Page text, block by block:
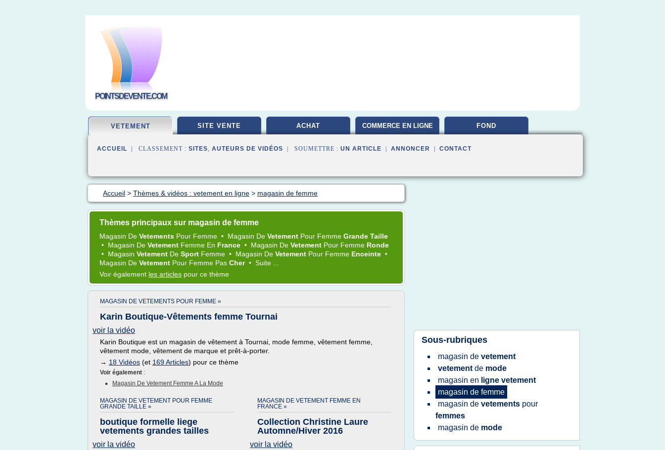
POINTSDEVENTE.COM
VETEMENT SITE VENTE ACHAT COMMERCE EN LIGNE FOND
ACCUEIL | CLASSEMENT : SITES, AUTEURS DE VIDÉOS | SOUMETTRE : UN ARTICLE ANNONCER CONTACT
Accueil > Thèmes & vidéos : vetement en ligne > magasin de femme
Thèmes principaux sur magasin de femme
Magasin De Vetements Pour Femme • Magasin De Vetement Pour Femme Grande Taille
• Magasin De Vetement Femme En France • Magasin De Vetement Pour Femme Ronde
• Magasin Vetement De Sport Femme • Magasin De Vetement Pour Femme Enceinte •
Magasin De Vetement Pour Femme Pas Cher • Suite ...
Voir également les articles pour ce thème
MAGASIN DE VETEMENTS POUR FEMME »
Karin Boutique-Vêtements femme Tournai
voir la vidéo
Karin Boutique est un magasin de vêtement à Tournai, mode femme, vêtement femme,
vêtement mode, vêtement de marque et prêt-à-porter.
→ 18 Vidéos (et 169 Articles) pour ce thème
Voir également :
Magasin De Vetement Femme A La Mode
MAGASIN DE VETEMENT POUR FEMME
GRANDE TAILLE »
boutique formelle liege
vetements grandes tailles
voir la vidéo
MAGASIN DE VETEMENT FEMME EN
FRANCE »
Collection Christine Laure
Automne/Hiver 2016
voir la vidéo
Sous-rubriques
magasin de vetement
vetement de mode
magasin en ligne vetement
magasin de femme
magasin de vetements pour
femmes
magasin de mode